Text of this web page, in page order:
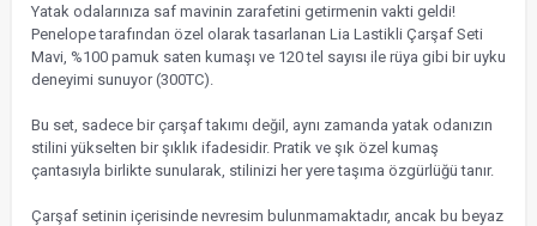
Yatak odalarınıza saf mavinin zarafetini getirmenin vakti geldi!
Penelope tarafından özel olarak tasarlanan Lia Lastikli Çarşaf Seti
Mavi, %100 pamuk saten kumaşı ve 120 tel sayısı ile rüya gibi bir uyku
deneyimi sunuyor (300TC).
Bu set, sadece bir çarşaf takımı değil, aynı zamanda yatak odanızın
stilini yükselten bir şıklık ifadesidir. Pratik ve şık özel kumaş
çantasıyla birlikte sunularak, stilinizi her yere taşıma özgürlüğü tanır.
Çarşaf setinin içerisinde nevresim bulunmamaktadır, ancak bu beyaz